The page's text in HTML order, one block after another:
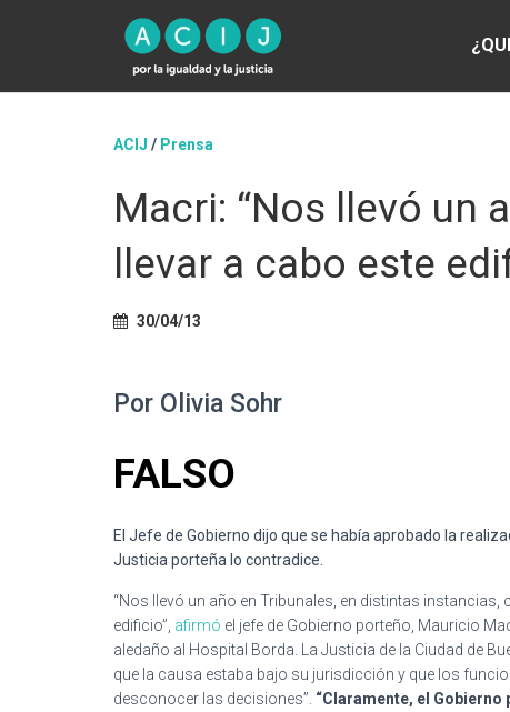
ACIJ / Prensa
Macri: “Nos llevó un
llevar a cabo este
30/04/13
Por Olivia Sohr
FALSO
El Jefe de Gobierno dijo que se había aprobado la
Justicia porteña lo contradice.
“Nos llevó un año en Tribunales, en distintas
edificio”, afirmó el jefe de Gobierno porteño, Mauricio
aledaño al Hospital Borda. La Justicia de la Ciudad de
que la causa estaba bajo su jurisdicción y que los
desconocer las decisiones”. “Claramente, el